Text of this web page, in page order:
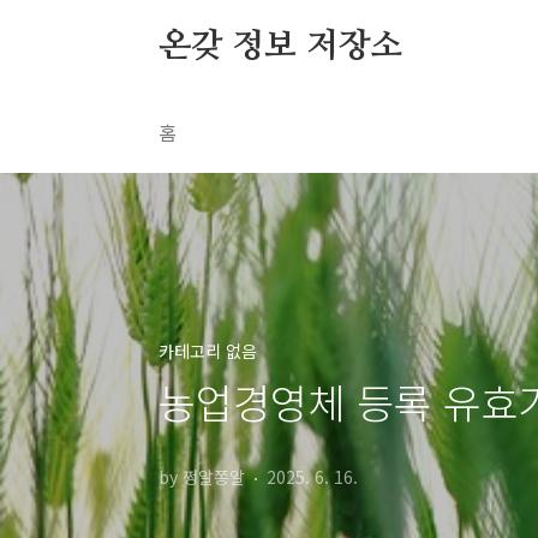
온갖 정보 저장소
홈
카테고리 없음
농업경영체 등록 유효
by 쩡알쫑알 2025. 6. 16.